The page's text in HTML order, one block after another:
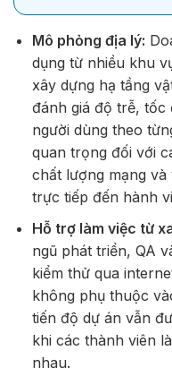
Mô phỏng địa lý:
dụng từ nhiều khu
xây dựng hạ tầng
đánh giá độ trễ, tốc
người dùng theo
quan trọng đối với
chất lượng mạng
trực tiếp đến hành
Hỗ trợ làm việc từ
ngũ phát triển, QA
kiểm thử qua
không phụ thuộc
tiến độ dự án vẫn
khi các thành viên
nhau.